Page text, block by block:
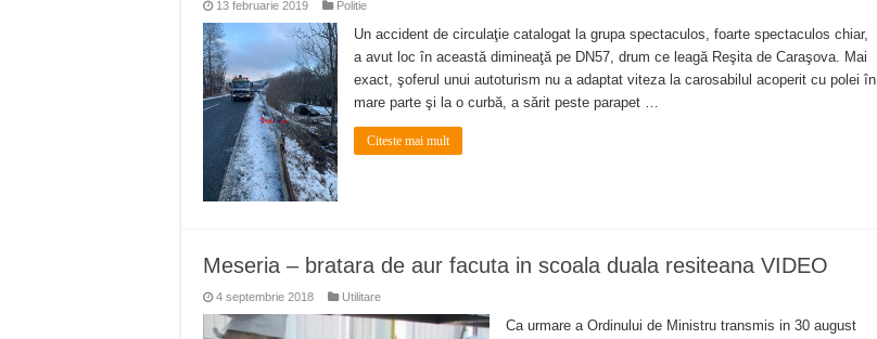
13 februarie 2019 Politie
Un accident de circulaţie catalogat la grupa spectaculos, foarte spectaculos chiar,
a avut loc în această dimineaţă pe DN57, drum ce leagă Reşita de Caraşova. Mai
exact, şoferul unui autoturism nu a adaptat viteza la carosabilul acoperit cu polei în
mare parte şi la o curbă, a sărit peste parapet …
Citeste mai mult
Meseria – bratara de aur facuta in scoala duala resiteana VIDEO
4 septembrie 2018 Utilitare
Ca urmare a Ordinului de Ministru transmis in 30 august